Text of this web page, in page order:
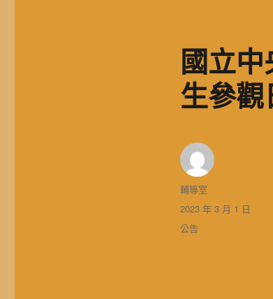
國立
生參觀
作
者
輔導室
發
佈
日
2023 年 3 月 1 日
分
公告